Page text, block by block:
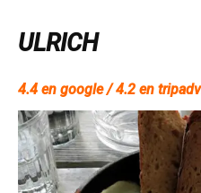
ULRICH
4.4 en google / 4.2 en